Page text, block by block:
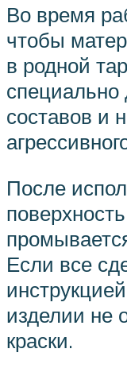
Во время
чтобы
в родной
специально
составов и
После
Если все
изделии не
краски.